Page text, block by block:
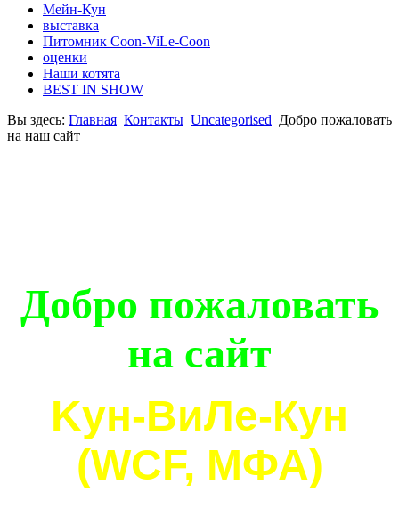
Мейн-Кун
выставка
Питомник Coon-ViLe-Coon
оценки
Наши котята
BEST IN SHOW
Вы здесь: Главная Контакты Uncategorised Добро пожаловать
на наш сайт
Добро пожаловать
на сайт
Kун-ВиЛе-Кун
(WCF, МФА)